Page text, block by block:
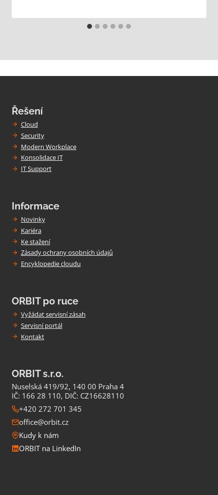
Řešení
Cloud
Security
Modern Workplace
Konsolidace IT
IT Support
Informace
Novinky
Kariéra
Ke stažení
Zásady ochrany osobních údajů
Encyklopedie cloudu
ORBIT po ruce
Vyžádat servisní zásah
Servisní portál
Kontakt
ORBIT s.r.o.
Nuselská 419/92, 140 00 Praha 4
IČ: 166 28 110, DIČ: CZ16628110
+420 272 701 345
office@orbit.cz
Kudy k nám
ORBIT na LinkedIn